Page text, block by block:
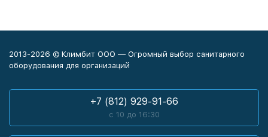
2013-2026 © Климбит ООО — Огромный выбор санитарного
оборудования для организаций
+7 (812) 929-91-66
с 10 до 16:30